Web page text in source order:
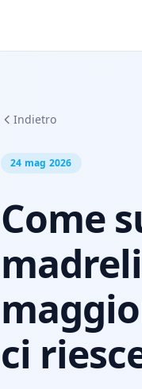
Indietro
24 mag 2026
Come
ci